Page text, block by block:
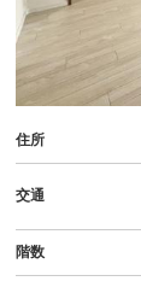
住所
交通
階数